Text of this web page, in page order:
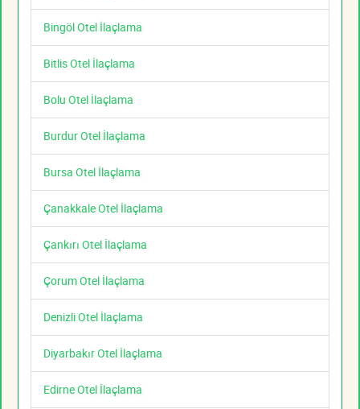
Bingöl Otel İlaçlama
Bitlis Otel İlaçlama
Bolu Otel İlaçlama
Burdur Otel İlaçlama
Bursa Otel İlaçlama
Çanakkale Otel İlaçlama
Çankırı Otel İlaçlama
Çorum Otel İlaçlama
Denizli Otel İlaçlama
Diyarbakır Otel İlaçlama
Edirne Otel İlaçlama